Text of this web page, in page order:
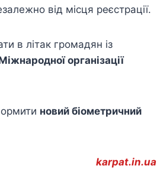
від місця реєстрації.
в літак громадян із
організації
новий біометричний
karpat.in.ua